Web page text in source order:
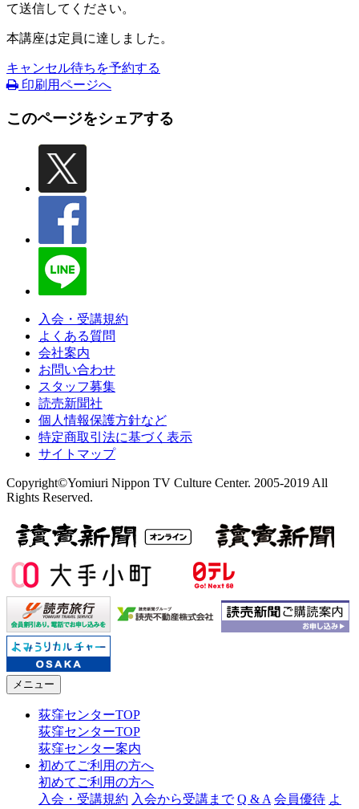
て送信してください。
本講座は定員に達しました。
キャンセル待ちを予約する
印刷用ページへ
このページをシェアする
入会・受講規約
よくある質問
会社案内
お問い合わせ
スタッフ募集
読売新聞社
個人情報保護方針など
特定商取引法に基づく表示
サイトマップ
Copyright©Yomiuri Nippon TV Culture Center. 2005-2019 All
Rights Reserved.
メニュー
荻窪センターTOP
荻窪センターTOP
荻窪センター案内
初めてご利用の方へ
初めてご利用の方へ
入会・受講規約 入会から受講まで Q & A 会員優待 よ